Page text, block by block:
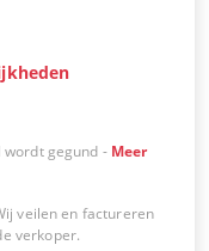
wordt gegund - Meer
veilen en factureren
verkoper.